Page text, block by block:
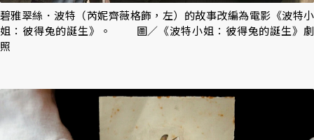
碧雅翠絲．波特（芮妮齊薇格飾，左）的故事改編為電影《波特小
姐：彼得兔的誕生》。 圖／《波特小姐：彼得兔的誕生》劇
照